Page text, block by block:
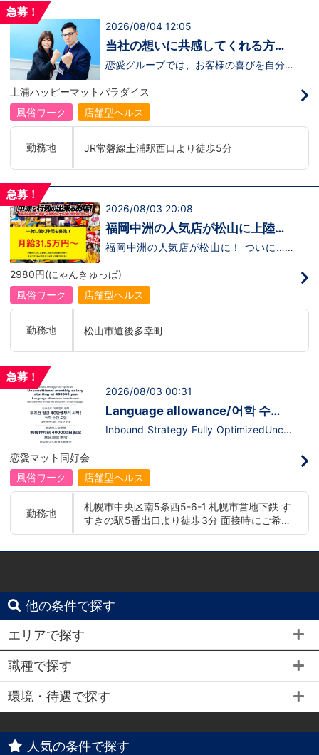
※安心の社会保険完備！しいて違いを言う
けです。※(暴○団のような）怖い先輩はお
りません。■隔週休2日制or週休2日制（選
択可能）■拘束時間は9.5時間（休憩時間
あり）■ハローワークに掲載出来る優良企
います。●大幅な収入アップが見込める。
●短期間で昇格が出来、頑張り次第ですぐ
に役職者へ。(一般企業では昇格がゆるや
かでなかなか役職につけない場合
義のため、経験が少ない未経験者でもチャ
ンスがたくさんある。などなど。働いて損
のない内容となっています。是非ご検討下
急募！
2026/08/04 12:05
当社の想いに共感してくれる方、
大募集！！
恋愛グループでは、お客様の喜びを自分自
います！・接客が好き・お客様が笑顔にな
ると自分も嬉しい・お客様だけでなく、働
く仲間もキャストさんも笑顔になると嬉し
い・喜んで(楽しんで)もらう為にはどうし
方が当グループでは活躍の場を広げていま
す。他にも…・失敗しても諦めない！・と
にかくやる気だけは負けない！・環境を変
をあげたい！など。接客業経験がないから
ジョンの為にこうしたい！こうなりたい！
と強い意志を持ってる方にも平等にチャン
スがある職場になっています。その為、未
経験からの応募も大歓迎です。今働いてる
倒的に多いです。「ちょっと求めてる人物
像と自分は違うかも…？」と思う方もいる
と思います。ですが、よく考えてくださ
い。全てが当てはまる人の方が少ないと思
分なんです。まずは応募して、面接時にあ
なたの想いを聞かせてください。その後、
私たちの想いを説明させていただきます。
と思います。ご応募お待ちしておりま
土浦ハッピーマットパラダイス
風俗ワーク
店舗型ヘルス
勤務地 JR常磐線土浦駅西口より徒歩5分
急募！
2026/08/03 20:08
福岡中洲の人気店が松山に上陸！
まだまだ役職ポストに空き発生
福岡中洲の人気店が松山に！ ついに…！
した！！ (๑´ω`ﾉﾉﾞぱちぱち～ オープンし
たばかりなのですが…！【好調につき】一
緒に働ける仲間を募集中！ 役職ポストに
空き有。 上が詰まっているから店長には
ならないと上にはいけない…。 そんなこ
とは2980円ではございませ
ん！！！！ 実力主義ですので、勤続年数
ても、頑張り次第で役職者へのしあがれま
輩も！ こう聞くと夢のある仕事だと思い
ます。一般企業で上に駆け上がるまでは勤
続年数や時間が必要で、どれだけ時間をか
けても結果が出ない場合がありますよ
いって事はないんです。認められる＝自分
の自信にも繋がりますので自分自身の成長
だこれからも店舗数拡大 を視野に入れて
おります！！！だから誰にでもチャンスは
あります。今の自分を変えたい！生活を変
方からのご応募をお待ちしております(^^)
2980円(にゃんきゅっぱ)
風俗ワーク
店舗型ヘルス
勤務地 松山市道後多幸町
急募！
2026/08/03 00:31
Language allowance/어학 수
당 도입/推出語言津貼
Inbound Strategy Fully OptimizedUncon
t in 3 or more languages인바운드 대책 철
저 공략무조건 월급 40만엔부터 시작!어
底的入站策略無條件月薪 400,000 日圓起
推出語言津貼能說至少三種語言者優先
恋愛マット同好会
風俗ワーク
店舗型ヘルス
勤務地
札幌市中央区南5条西5-6-1 札幌市営地下鉄 す
すきの駅5番出口より徒歩3分 面接時にご希望
の勤務地をお伺いし、配属店舗を決定いたし
市営地下鉄阪東橋駅、伊勢佐木長者町駅 ・JR
横浜線関内駅 ■土浦エリア：茨城県土浦市桜
他の条件で探す
エリアで探す
職種で探す
環境・待遇で探す
人気の条件で探す